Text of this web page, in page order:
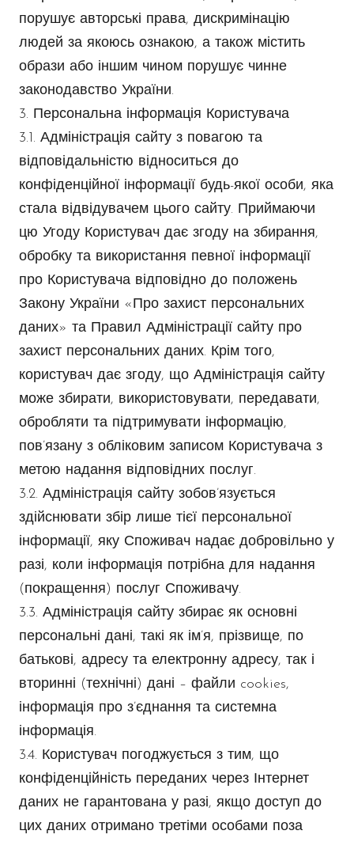
порушує авторські права, дискримінацію
людей за якоюсь ознакою, а також містить
образи або іншим чином порушує чинне
законодавство України.
3. Персональна інформація Користувача
3.1. Адміністрація сайту з повагою та
відповідальністю відноситься до
конфіденційної інформації будь-якої особи, яка
стала відвідувачем цього сайту. Приймаючи
цю Угоду Користувач дає згоду на збирання,
обробку та використання певної інформації
про Користувача відповідно до положень
Закону України «Про захист персональних
даних» та Правил Адміністрації сайту про
захист персональних даних. Крім того,
користувач дає згоду, що Адміністрація сайту
може збирати, використовувати, передавати,
обробляти та підтримувати інформацію,
пов’язану з обліковим записом Користувача з
метою надання відповідних послуг.
3.2. Адміністрація сайту зобов’язується
здійснювати збір лише тієї персональної
інформації, яку Споживач надає добровільно у
разі, коли інформація потрібна для надання
(покращення) послуг Споживачу.
3.3. Адміністрація сайту збирає як основні
персональні дані, такі як ім’я, прізвище, по
батькові, адресу та електронну адресу, так і
вторинні (технічні) дані – файли cookies,
інформація про з’єднання та системна
інформація.
3.4. Користувач погоджується з тим, що
конфіденційність переданих через Інтернет
даних не гарантована у разі, якщо доступ до
цих даних отримано третіми особами поза